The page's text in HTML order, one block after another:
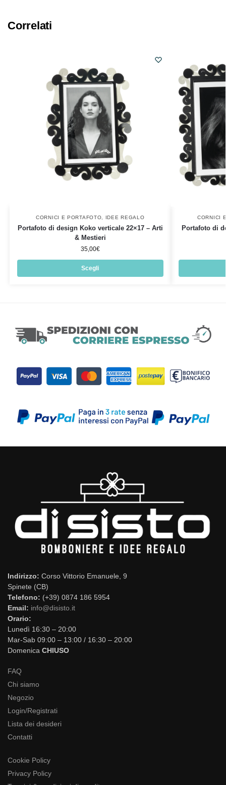
Correlati
CORNICI E PORTAFOTO IDEE REGALO
Portafoto di design Koko verticale 22×17 – Arti
& Mestieri
35,00€
Scegli
CORNICI
Portafoto di
Indirizzo: Corso Vittorio Emanuele, 9
Spinete (CB)
Telefono: (+39) 0874 186 5954
Email: info@disisto.it
Orario:
Lunedì 16:30 – 20:00
Mar-Sab 09:00 – 13:00 / 16:30 – 20:00
Domenica CHIUSO
FAQ
Chi siamo
Negozio
Login/Registrati
Lista dei desideri
Contatti
Cookie Policy
Privacy Policy